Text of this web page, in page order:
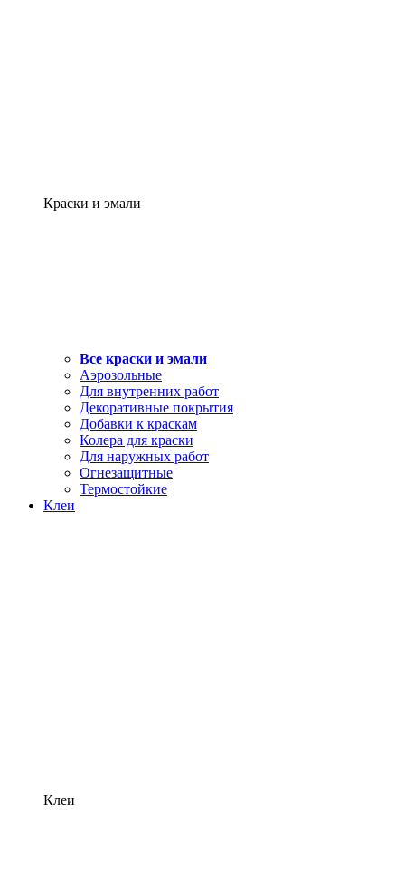
Краски и эмали
Все краски и эмали
Аэрозольные
Для внутренних работ
Декоративные покрытия
Добавки к краскам
Колера для краски
Для наружных работ
Огнезащитные
Термостойкие
Клеи
Клеи